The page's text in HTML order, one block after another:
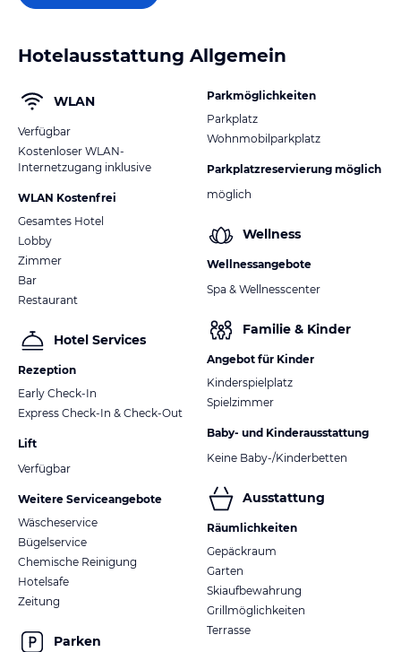
Hotelausstattung Allgemein
WLAN
Verfügbar
Kostenloser WLAN-
Internetzugang inklusive
WLAN Kostenfrei
Gesamtes Hotel
Lobby
Zimmer
Bar
Restaurant
Hotel Services
Rezeption
Early Check-In
Express Check-In & Check-Out
Lift
Verfügbar
Weitere Serviceangebote
Wäscheservice
Bügelservice
Chemische Reinigung
Hotelsafe
Zeitung
Parken
Parkmöglichkeiten
Parkplatz
Wohnmobilparkplatz
Parkplatzreservierung möglich
möglich
Wellness
Wellnessangebote
Spa & Wellnesscenter
Familie & Kinder
Angebot für Kinder
Kinderspielplatz
Spielzimmer
Baby- und Kinderausstattung
Keine Baby-/Kinderbetten
Ausstattung
Räumlichkeiten
Gepäckraum
Garten
Skiaufbewahrung
Grillmöglichkeiten
Terrasse